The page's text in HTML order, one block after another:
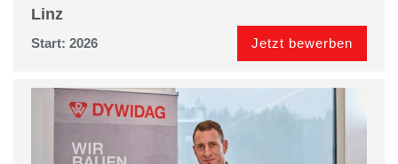
Linz
Start: 2026 Jetzt bewerben